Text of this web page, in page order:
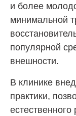
и более
минимальной
популярной
внешности.
В клинике
практики,